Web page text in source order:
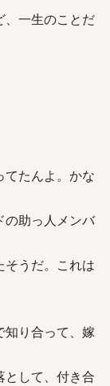
、一生のことだ
てたんよ。かな
の助っ人メンバ
そうだ。これは
知り合って、嫁
として、付き合